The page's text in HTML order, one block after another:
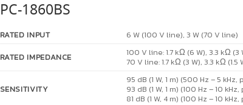
PC-1860BS
RATED INPUT
6 W (100 V line), 3 W (70 V line)
RATED IMPEDANCE
100 V line: 1.7 kΩ (6 W), 3.3 kΩ (3
70 V line: 1.7 kΩ (3 W), 3.3 kΩ
SENSITIVITY
95 dB (1 W, 1 m) (500 Hz – 5
93 dB (1 W, 1 m) (100 Hz – 10
81 dB (1 W, 4 m) (100 Hz – 10